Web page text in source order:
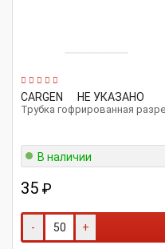
CARGEN НЕ УКАЗАНО
Трубка гофрированная
В наличии
35 ₽
- +